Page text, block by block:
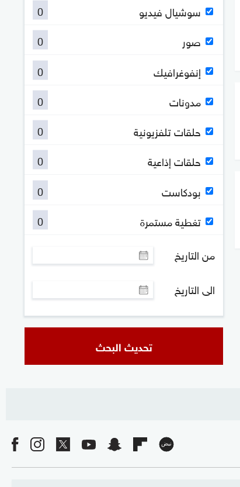
سوشيال فيديو
0
صور
0
إنفوغرافيك
0
مدونات
0
حلقات تلفزيونية
0
حلقات إذاعية
0
بودكاست
0
تغطية مستمرة
0
من التاريخ
الى التاريخ
تحديث البحث